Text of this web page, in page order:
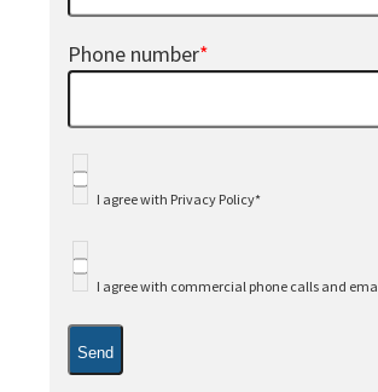
Phone number*
I agree with Privacy Policy*
I agree with commercial phone calls and